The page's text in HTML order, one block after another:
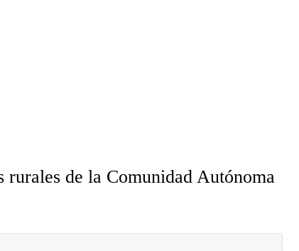
de la Comunidad Autónoma